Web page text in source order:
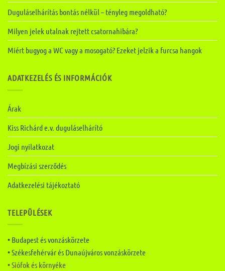
Duguláselhárítás bontás nélkül – tényleg megoldható?
Milyen jelek utalnak rejtett csatornahibára?
Miért bugyog a WC vagy a mosogató? Ezeket jelzik a furcsa hangok
ADATKEZELÉS ÉS INFORMÁCIÓK
Árak
Kiss Richárd e.v. duguláselhárító
Jogi nyilatkozat
Megbízási szerződés
Adatkezelési tájékoztató
TELEPÜLÉSEK
• Budapest és vonzáskörzete
• Székesfehérvár és Dunaújváros vonzáskörzete
• Siófok és környéke